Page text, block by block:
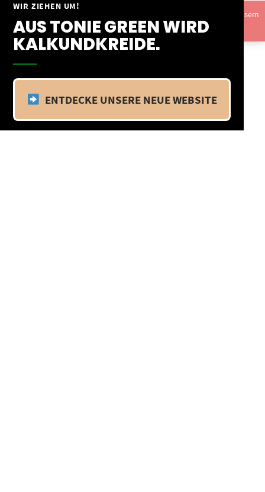
WIR ZIEHEN UM!
AUS TONIE GREEN WIRD
KALKUNDKREIDE.
ENTDECKE UNSERE NEUE WEBSITE
Springe
Inhalt
Vom 09.04.25 - 20.04.25 befinden wir uns im Betriebsurlaub. In diesem
Zeitraum findet kein Versand statt.Ausblenden